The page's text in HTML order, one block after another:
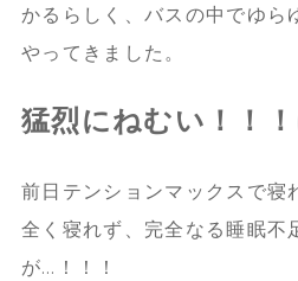
かるらしく、バスの中でゆら
やってきました。
猛烈にねむい！！
前日テンションマックスで寝
全く寝れず、完全なる睡眠不
が…！！！